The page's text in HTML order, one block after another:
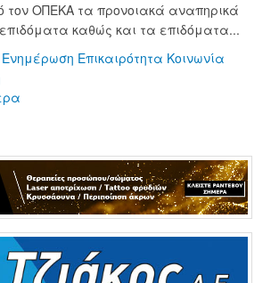
ΟΠΕΚΑ τα προνοιακά αναπηρικά
καθώς και τα επιδόματα...
Ενημέρωση Επικαιρότητα Κοινωνία